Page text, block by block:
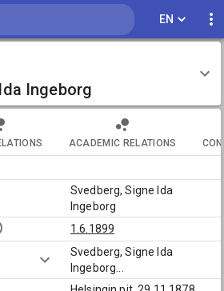
EN
Ingeborg
ACADEMIC RELATIONS
Svedberg, Signe Ida
Ingeborg
1.6.1899
Svedberg, Signe Ida
Ingeborg